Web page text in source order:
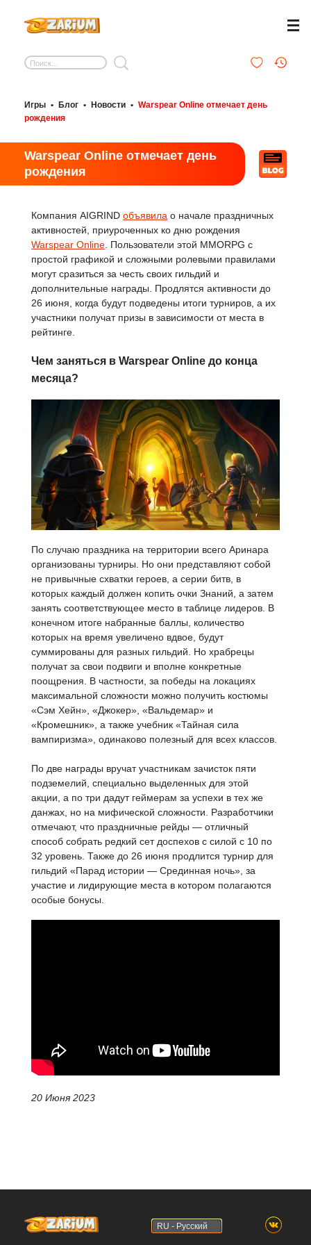
Игры • Блог • Новости • Warspear Online отмечает день
рождения
Warspear Online отмечает день
рождения
Компания AIGRIND объявила о начале праздничных
активностей, приуроченных ко дню рождения
Warspear Online . Пользователи этой MMORPG с
простой графикой и сложными ролевыми правилами
могут сразиться за честь своих гильдий и
дополнительные награды. Продлятся активности до
26 июня, когда будут подведены итоги турниров, а их
участники получат призы в зависимости от места в
рейтинге.
Чем заняться в Warspear Online до конца
месяца?
По случаю праздника на территории всего Аринара
организованы турниры. Но они представляют собой
не привычные схватки героев, а серии битв, в
которых каждый должен копить очки Знаний, а затем
занять соответствующее место в таблице лидеров. В
конечном итоге набранные баллы, количество
которых на время увеличено вдвое, будут
суммированы для разных гильдий. Но храбрецы
получат за свои подвиги и вполне конкретные
поощрения. В частности, за победы на локациях
максимальной сложности можно получить костюмы
«Сэм Хейн», «Джокер», «Вальдемар» и
«Кромешник», а также учебник «Тайная сила
вампиризма», одинаково полезный для всех классов.
По две награды вручат участникам зачисток пяти
подземелий, специально выделенных для этой
акции, а по три дадут геймерам за успехи в тех же
данжах, но на мифической сложности. Разработчики
отмечают, что праздничные рейды — отличный
способ собрать редкий сет доспехов с силой с 10 по
32 уровень. Также до 26 июня продлится турнир для
гильдий «Парад истории — Срединная ночь», за
участие и лидирующие места в котором полагаются
особые бонусы.
20 Июня 2023
RU - Русский